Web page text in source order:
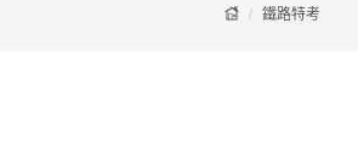
鐵路特考